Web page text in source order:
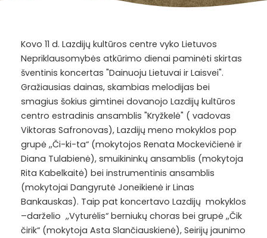
Kovo 11 d. Lazdijų kultūros centre vyko Lietuvos
Nepriklausomybės atkūrimo dienai paminėti skirtas
šventinis koncertas "Dainuoju Lietuvai ir Laisvei".
Gražiausias dainas, skambias melodijas bei
smagius šokius gimtinei dovanojo Lazdijų kultūros
centro estradinis ansamblis "Kryžkelė" ( vadovas
Viktoras Safronovas), Lazdijų meno mokyklos pop
grupė ,,Či-ki-ta“ (mokytojos Renata Mockevičienė ir
Diana Tulabienė), smuikininkų ansamblis (mokytoja
Rita Kabelkaitė) bei instrumentinis ansamblis
(mokytojai Dangyrutė Joneikienė ir Linas
Bankauskas). Taip pat koncertavo Lazdijų mokyklos
–darželio ,,Vyturėlis“ berniukų choras bei grupė ,,Čik
čirik“ (mokytoja Asta Slančiauskienė), Seirijų jaunimo